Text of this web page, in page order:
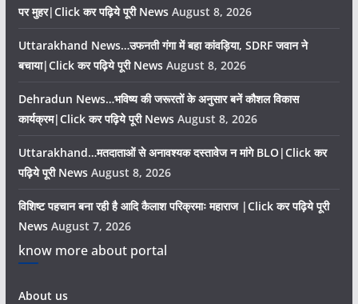
पर मुहर|Click कर पढ़िये पूरी News August 8, 2026
Uttarakhand News…उफनती गंगा में बहा कांवड़िया, SDRF जवान ने
बचाया|Click कर पढ़िये पूरी News August 8, 2026
Dehradun News…भविष्य की जरूरतों के अनुसार बनें कौशल विकास
कार्यक्रम|Click कर पढ़िये पूरी News August 8, 2026
Uttarakhand…मतदाताओं से अनावश्यक दस्तावेज न मांगे BLO|Click कर
पढ़िये पूरी News August 8, 2026
विशिष्ट पहचान बना रही है आदि कैलाश परिक्रमाः महाराज |Click कर पढ़िये पूरी
News August 7, 2026
know more about portal
About us